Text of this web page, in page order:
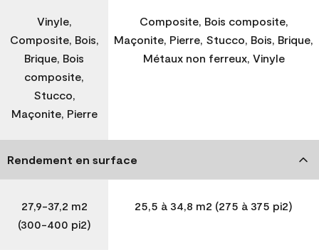
Vinyle,
Composite, Bois,
Brique, Bois
composite,
Stucco,
Maçonite, Pierre
Composite, Bois composite,
Maçonite, Pierre, Stucco, Bois, Brique,
Métaux non ferreux, Vinyle
Rendement en surface
27,9-37,2 m2
(300-400 pi2)
25,5 à 34,8 m2 (275 à 375 pi2)